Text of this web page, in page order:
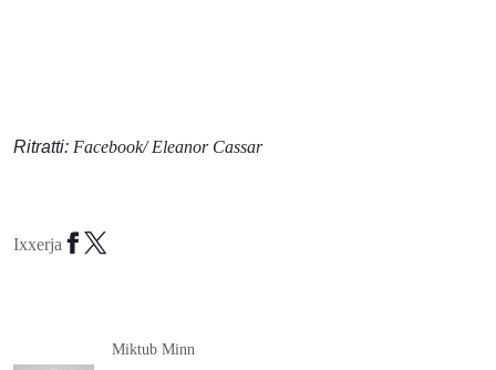
Ritratti: Facebook/ Eleanor Cassar
Ixxerja
Miktub Minn